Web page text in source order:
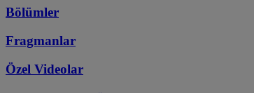
Bölümler
Fragmanlar
Özel Videolar